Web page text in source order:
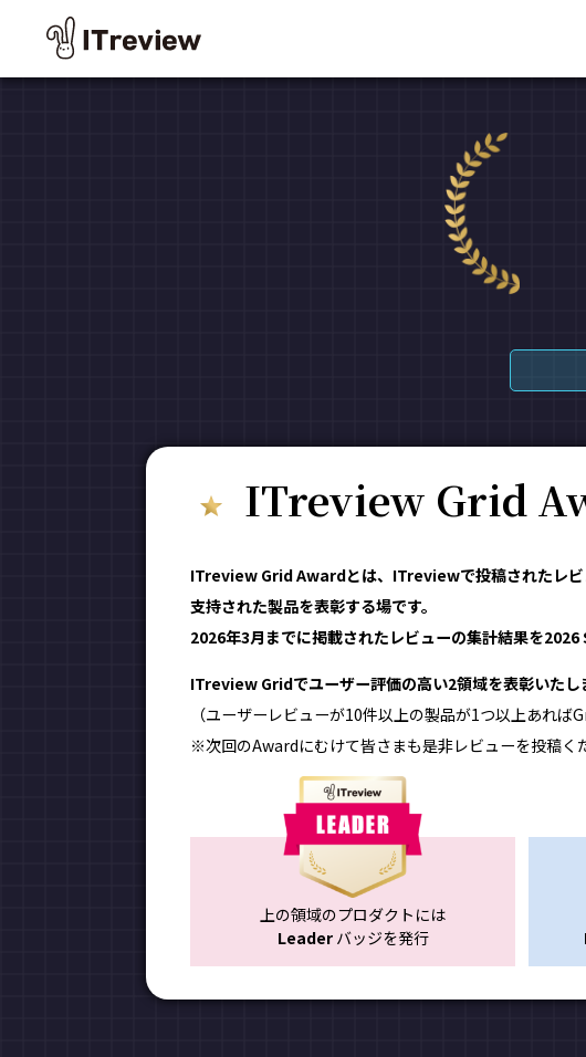
ITreview Grid
ITreview Grid Awardとは、ITreviewで投稿されたレビ
支持された製品を表彰する場です。
2026年3月までに掲載されたレビューの集計結果を2026
ITreview Gridでユーザー評価の高い2領域を表彰いたし
（ユーザーレビューが10件以上の製品が1つ以上あれば
※次回のAwardにむけて皆さまも是非レビューを投稿く
上の領域のプロダクトには
Leaderバッジを発行